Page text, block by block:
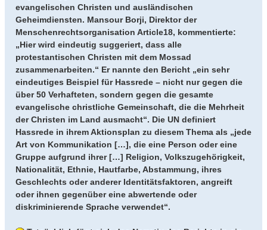
evangelischen Christen und ausländischen
Geheimdiensten. Mansour Borji, Direktor der
Menschenrechtsorganisation Article18, kommentierte:
„Hier wird eindeutig suggeriert, dass alle
protestantischen Christen mit dem Mossad
zusammenarbeiten.“ Er nannte den Bericht „ein sehr
eindeutiges Beispiel für Hassrede – nicht nur gegen die
über 50 Verhafteten, sondern gegen die gesamte
evangelische christliche Gemeinschaft, die die Mehrheit
der Christen im Land ausmacht“. Die UN definiert
Hassrede in ihrem Aktionsplan zu diesem Thema als „jede
Art von Kommunikation […], die eine Person oder eine
Gruppe aufgrund ihrer […] Religion, Volkszugehörigkeit,
Nationalität, Ethnie, Hautfarbe, Abstammung, ihres
Geschlechts oder anderer Identitätsfaktoren, angreift
oder ihnen gegenüber eine abwertende oder
diskriminierende Sprache verwendet“.